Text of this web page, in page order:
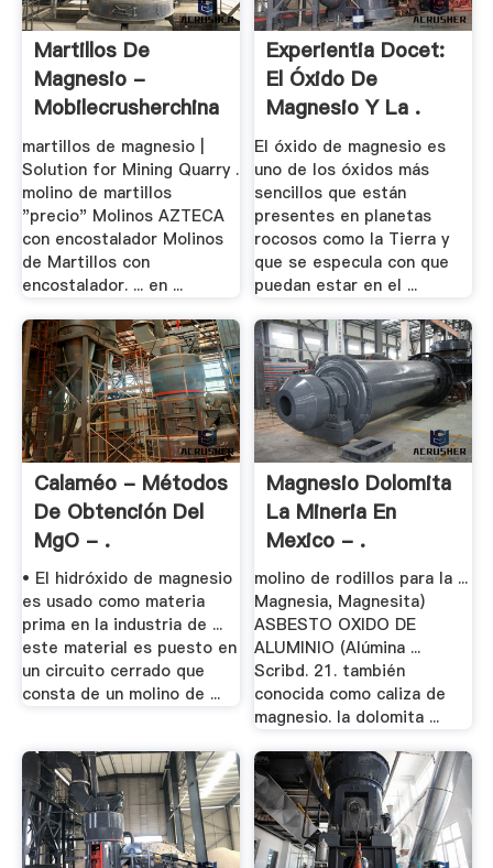
Martillos De
Magnesio -
Mobilecrusherchina
martillos de magnesio |
Solution for Mining Quarry .
molino de martillos
"precio" Molinos AZTECA
con encostalador Molinos
de Martillos con
encostalador. ... en ...
Experientia Docet:
El Óxido De
Magnesio Y La .
El óxido de magnesio es
uno de los óxidos más
sencillos que están
presentes en planetas
rocosos como la Tierra y
que se especula con que
puedan estar en el ...
Calaméo - Métodos
De Obtención Del
MgO - .
• El hidróxido de magnesio
es usado como materia
prima en la industria de ...
este material es puesto en
un circuito cerrado que
consta de un molino de ...
Magnesio Dolomita
La Mineria En
Mexico - .
molino de rodillos para la ...
Magnesia, Magnesita)
ASBESTO OXIDO DE
ALUMINIO (Alúmina ...
Scribd. 21. también
conocida como caliza de
magnesio. la dolomita ...